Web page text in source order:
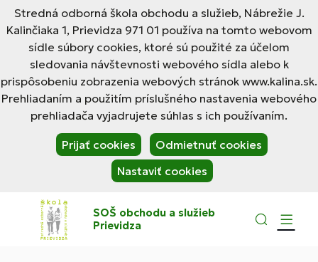
Stredná odborná škola obchodu a služieb, Nábrežie J.
Kalinčiaka 1, Prievidza 971 01 používa na tomto webovom
sídle súbory cookies, ktoré sú použité za účelom
sledovania návštevnosti webového sídla alebo k
prispôsobeniu zobrazenia webových stránok www.kalina.sk.
Prehliadaním a použitím príslušného nastavenia webového
prehliadača vyjadrujete súhlas s ich používaním.
Prijať cookies
Odmietnuť cookies
Nastaviť cookies
SOŠ obchodu a služieb
Prievidza